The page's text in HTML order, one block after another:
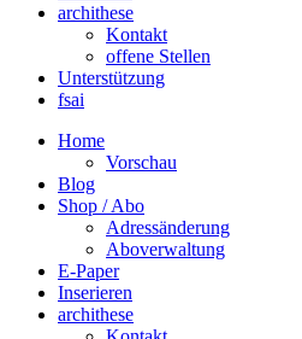
archithese
Kontakt
offene Stellen
Unterstützung
fsai
Home
Vorschau
Blog
Shop / Abo
Adressänderung
Aboverwaltung
E-Paper
Inserieren
archithese